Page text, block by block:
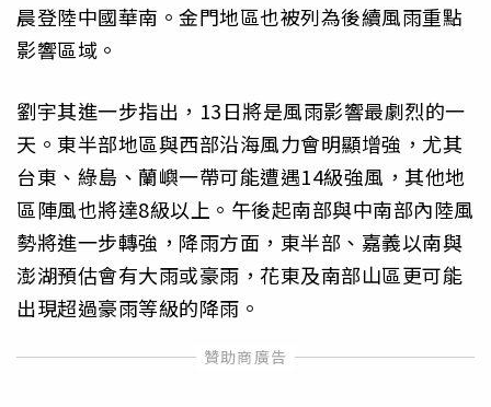
晨登陸中國華南。金門地區也被列為後續風雨重點
影響區域。
劉宇其進一步指出，13日將是風雨影響最劇烈的一
天。東半部地區與西部沿海風力會明顯增強，尤其
台東、綠島、蘭嶼一帶可能遭遇14級強風，其他地
區陣風也將達8級以上。午後起南部與中南部內陸風
勢將進一步轉強，降雨方面，東半部、嘉義以南與
澎湖預估會有大雨或豪雨，花東及南部山區更可能
出現超過豪雨等級的降雨。